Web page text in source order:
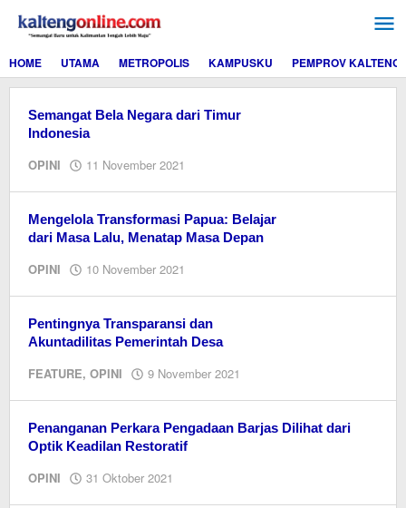
konten
HOME
UTAMA METROPOLIS KAMPUSKU PEMPROV KALTENG
Semangat Bela Negara dari Timur
Indonesia
OPINI 11 November 2021
Mengelola Transformasi Papua: Belajar
dari Masa Lalu, Menatap Masa Depan
OPINI 10 November 2021
Pentingnya Transparansi dan
Akuntadilitas Pemerintah Desa
FEATURE, OPINI 9 November 2021
Penanganan Perkara Pengadaan Barjas Dilihat dari
Optik Keadilan Restoratif
OPINI 31 Oktober 2021